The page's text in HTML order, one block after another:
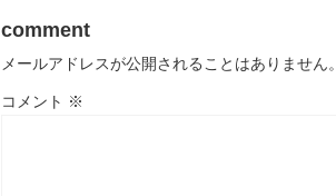
comment
メールアドレスが公開されることはありません。
コメント ※